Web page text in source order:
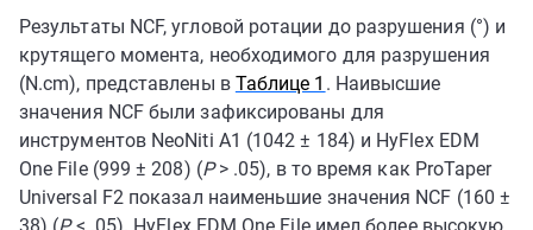
Результаты NCF, угловой ротации до разрушения (°) и
крутящего момента, необходимого для разрушения
(N.cm), представлены в Таблице 1 . Наивысшие
значения NCF были зафиксированы для
инструментов NeoNiti A1 (1042 ± 184) и HyFlex EDM
One File (999 ± 208) (P> .05), в то время как ProTaper
Universal F2 показал наименьшие значения NCF (160 ±